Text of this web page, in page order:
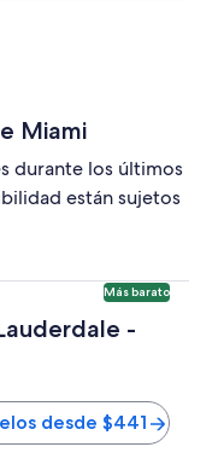
Miami
durante los últimos
están sujetos
Más barato
-
desde $441